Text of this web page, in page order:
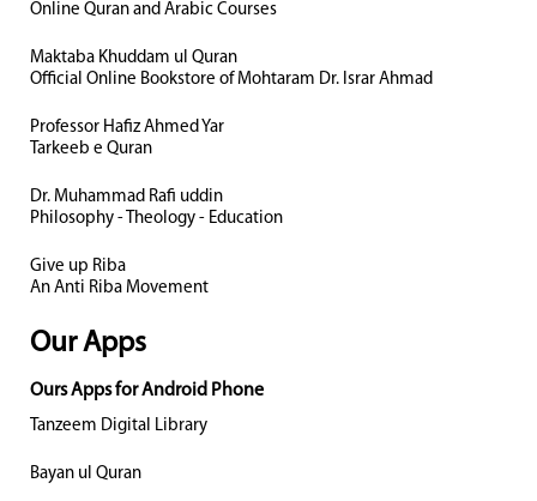
Online Quran and Arabic Courses
Maktaba Khuddam ul Quran
Official Online Bookstore of Mohtaram Dr. Israr Ahmad
Professor Hafiz Ahmed Yar
Tarkeeb e Quran
Dr. Muhammad Rafi uddin
Philosophy - Theology - Education
Give up Riba
An Anti Riba Movement
Our Apps
Ours Apps for Android Phone
Tanzeem Digital Library
Bayan ul Quran